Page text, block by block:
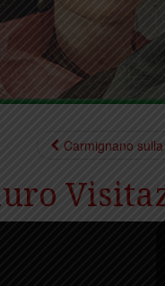
Carmignano